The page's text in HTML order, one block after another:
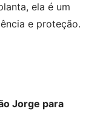
ela é um
e proteção.
Jorge para